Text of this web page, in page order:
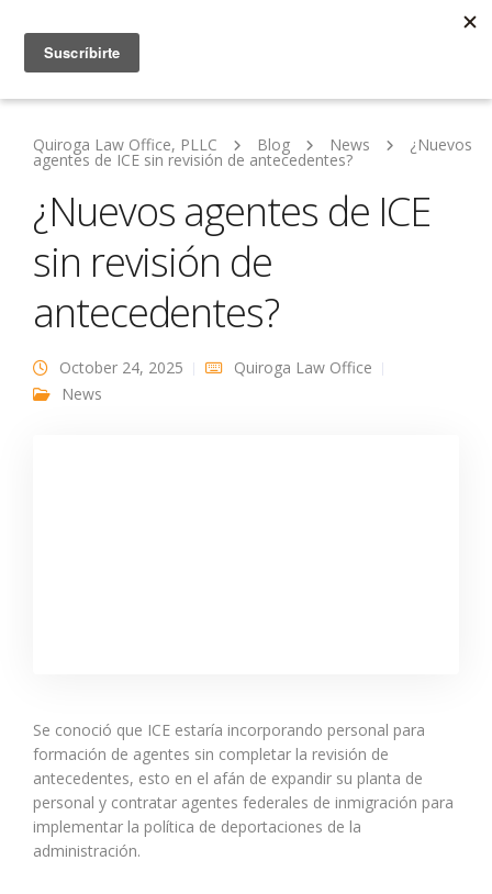
Quiroga Law Office, PLLC Blog News ¿Nuevos
agentes de ICE sin revisión de antecedentes?
¿Nuevos agentes de ICE
sin revisión de
antecedentes?
October 24, 2025
Quiroga Law Office
News
Se conoció que ICE estaría incorporando personal para
formación de agentes sin completar la revisión de
antecedentes, esto en el afán de expandir su planta de
personal y contratar agentes federales de inmigración para
implementar la política de deportaciones de la
administración.